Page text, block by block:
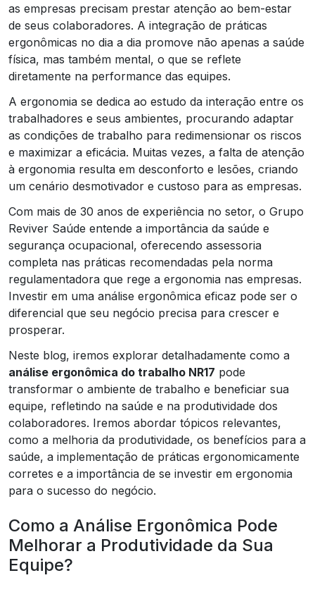
as empresas precisam prestar atenção ao bem-estar
de seus colaboradores. A integração de práticas
ergonômicas no dia a dia promove não apenas a saúde
física, mas também mental, o que se reflete
diretamente na performance das equipes.
A ergonomia se dedica ao estudo da interação entre os
trabalhadores e seus ambientes, procurando adaptar
as condições de trabalho para redimensionar os riscos
e maximizar a eficácia. Muitas vezes, a falta de atenção
à ergonomia resulta em desconforto e lesões, criando
um cenário desmotivador e custoso para as empresas.
Com mais de 30 anos de experiência no setor, o Grupo
Reviver Saúde entende a importância da saúde e
segurança ocupacional, oferecendo assessoria
completa nas práticas recomendadas pela norma
regulamentadora que rege a ergonomia nas empresas.
Investir em uma análise ergonômica eficaz pode ser o
diferencial que seu negócio precisa para crescer e
prosperar.
Neste blog, iremos explorar detalhadamente como a
análise ergonômica do trabalho NR17 pode
transformar o ambiente de trabalho e beneficiar sua
equipe, refletindo na saúde e na produtividade dos
colaboradores. Iremos abordar tópicos relevantes,
como a melhoria da produtividade, os benefícios para a
saúde, a implementação de práticas ergonomicamente
corretes e a importância de se investir em ergonomia
para o sucesso do negócio.
Como a Análise Ergonômica Pode
Melhorar a Produtividade da Sua
Equipe?